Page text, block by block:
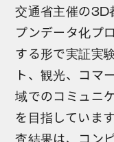
交通省主催の3D
プンデータ化プ
する形で実証実
ト、観光、コマ
域でのコミュニ
を目指していま
査結果は、コン